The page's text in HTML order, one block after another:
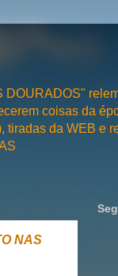
coisas da
da WEB e
NAS